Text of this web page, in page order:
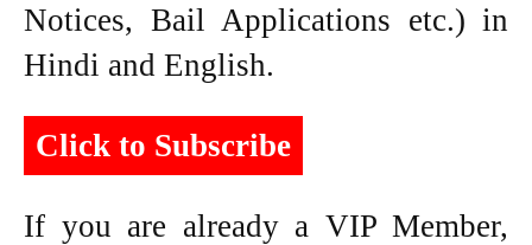
Notices, Bail Applications etc.) in
Hindi and English.
Click to Subscribe
If you are already a VIP Member,